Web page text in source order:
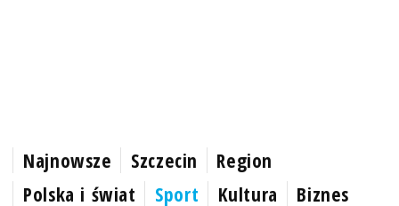
Najnowsze Szczecin
Region
Polska i świat
Sport Kultura
Biznes